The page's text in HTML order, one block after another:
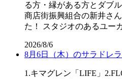
る方・縁がある方とダブ
商店街振興組合の新井さ
た！ スタジオのあるユ
2026/8/6
8月6日（木）のサラドレ
1.キマグレン「LIFE」